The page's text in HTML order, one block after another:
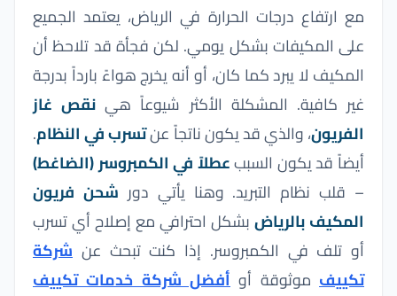
مع ارتفاع درجات الحرارة في الرياض، يعتمد الجميع
على المكيفات بشكل يومي. لكن فجأة قد تلاحظ أن
المكيف لا يبرد كما كان، أو أنه يخرج هواءً بارداً بدرجة
غير كافية. المشكلة الأكثر شيوعاً هي نقص غاز
الفريون، والذي قد يكون ناتجاً عنتسرب في النظام.
أيضاً قد يكون السببعطلاً في الكمبروسر (الضاغط)
– قلب نظام التبريد. وهنا يأتي دور شحن فريون
المكيف بالرياضبشكل احترافي مع إصلاح أي تسرب
أو تلف في الكمبروسر. إذا كنت تبحث عن شركة
تكييف موثوقة أو أفضل شركة خدمات تكييف